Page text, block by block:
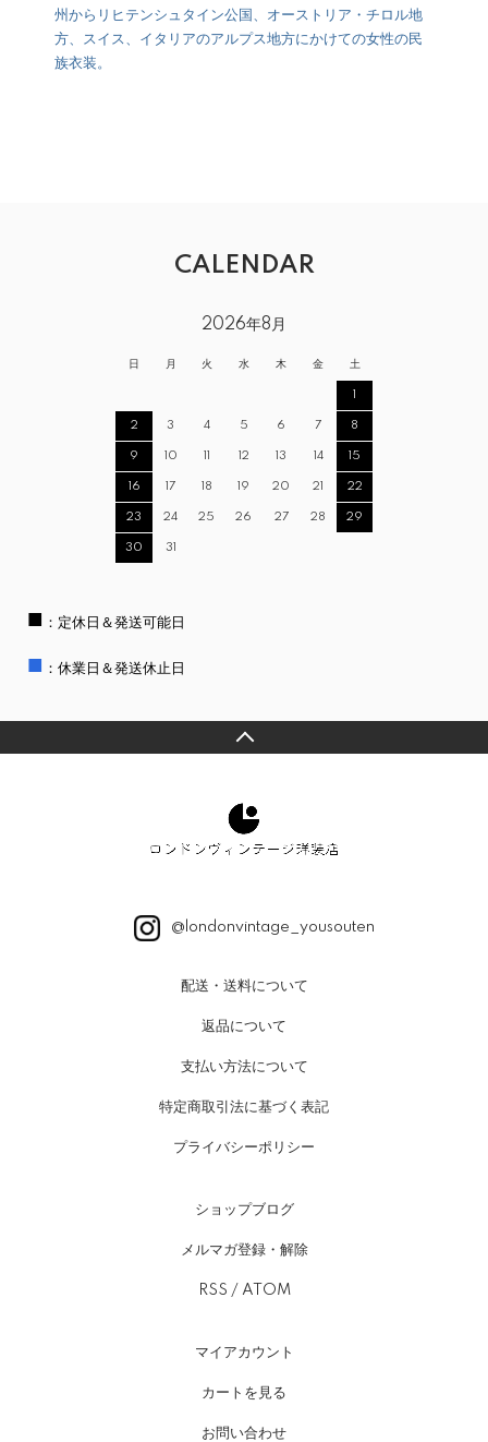
州からリヒテンシュタイン公国、オーストリア・チロル地
方、スイス、イタリアのアルプス地方にかけての女性の民
族衣装。
CALENDAR
2026年8月
日 月 火 水 木 金 土
1
2 3 4 5 6 7 8
9 10 11 12 13 14 15
16 17 18 19 20 21 22
23 24 25 26 27 28 29
30 31
■ ：定休日＆発送可能日
■ ：休業日＆発送休止日
@londonvintage_yousouten
配送・送料について
返品について
支払い方法について
特定商取引法に基づく表記
プライバシーポリシー
ショップブログ
メルマガ登録・解除
RSS / ATOM
マイアカウント
カートを見る
お問い合わせ